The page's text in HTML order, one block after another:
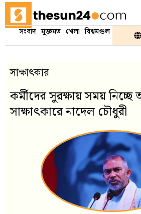
সংবাদ মুক্তমত খেলা বিশ্বমণ্ডল
সাক্ষাৎকার
কর্মীদের সুরক্ষায় সময়
সাক্ষাৎকারে নাদেল চৌধুরী